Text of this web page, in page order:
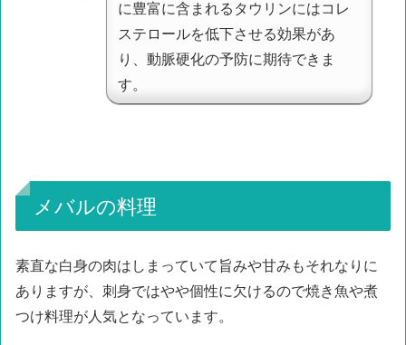
に豊富に含まれるタウリンにはコレ
ステロールを低下させる効果があ
り、動脈硬化の予防に期待できま
す。
メバルの料理
素直な白身の肉はしまっていて旨みや甘みもそれなりに
ありますが、刺身ではやや個性に欠けるので焼き魚や煮
つけ料理が人気となっています。